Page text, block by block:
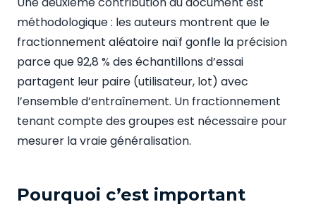
méthodologique : les auteurs montrent que le
fractionnement aléatoire naïf gonfle la précision
parce que 92,8 % des échantillons d’essai
partagent leur paire (utilisateur, lot) avec
l’ensemble d’entraînement. Un fractionnement
tenant compte des groupes est nécessaire pour
mesurer la vraie généralisation.
Pourquoi c’est important